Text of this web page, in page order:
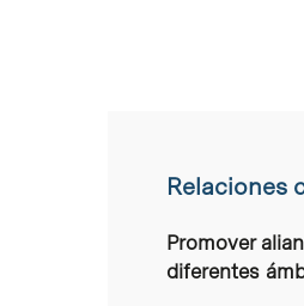
Relaciones
Promover
diferentes